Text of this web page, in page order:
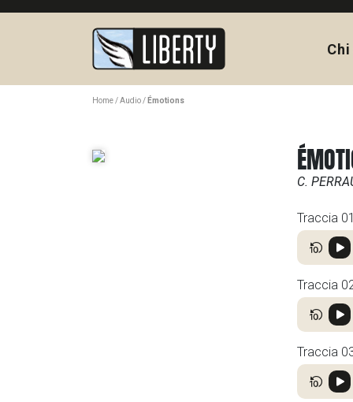
Home Audio Émotions
C.
Traccia 01
Traccia
Traccia